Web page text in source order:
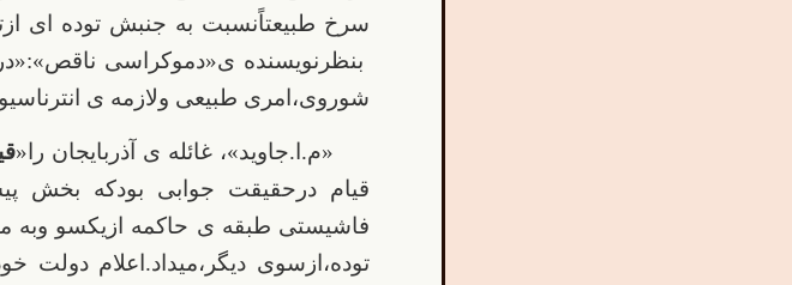
بنظرنویسنده ی«دموکراسی
شوروی،امری طبیعی ولازمه ی
«م.ا.جاوید»، غائله ی آذربایجان را«
قیام درحقیقت جوابی بودکه بخش
فاشیستی طبقه ی حاکمه ازیکسو وبه
توده،ازسوی دیگر،میداد.اعلام دولت